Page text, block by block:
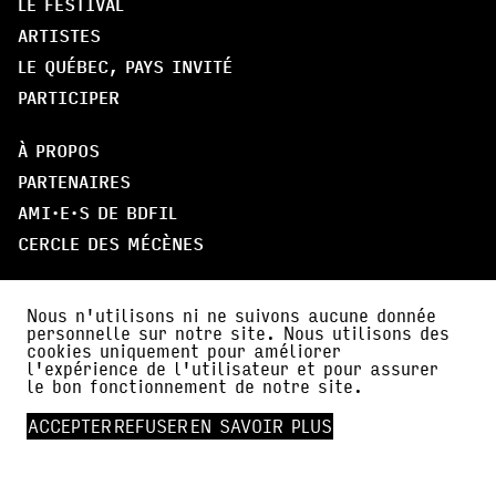
ARTISTES
LE QUÉBEC, PAYS INVITÉ
PARTICIPER
À PROPOS
PARTENAIRES
AMI·E·S DE BDFIL
CERCLE DES MÉCÈNES
ACTUALITÉS
PRESSE
FALC
Nous n'utilisons ni ne suivons aucune donnée
personnelle sur notre site. Nous utilisons des
cookies uniquement pour améliorer
l'expérience de l'utilisateur et pour assurer
le bon fonctionnement de notre site.
ACCEPTERREFUSEREN SAVOIR PLUS